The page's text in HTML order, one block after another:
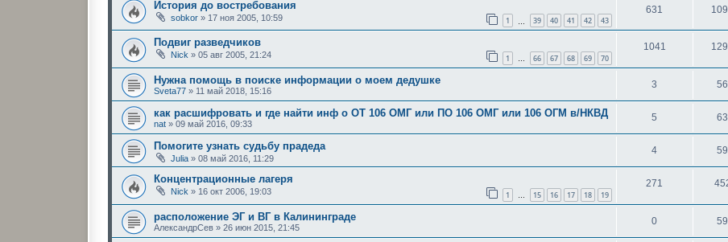
История до востребования
sobkor » 17 ноя 2005, 10:59 1 39 40 41 42 43
631
Подвиг разведчиков
Nick »05 авг 2005, 21:24 1 … 66 67 68 69 70
1041
Нужна помощь в поиске информации о моем дедушке
Sveta77 » 11 май 2018, 15:16
3
как расшифровать и где найти инф о ОТ 106 ОМГ или ПО 106 ОМГ или 106 ОГМ в/НКВД
nat »09 май 2016, 09:33
5
Помогите узнать судьбу прадеда
Julia »08 май 2016, 11:29
4
Концентрационные лагеря
Nick » 16 окт 2006, 19:03 1 … 15 16 17 18 19
271
расположение ЭГ и ВГ в Калининграде
АлександрСев »26 июн 2015, 21:45
0